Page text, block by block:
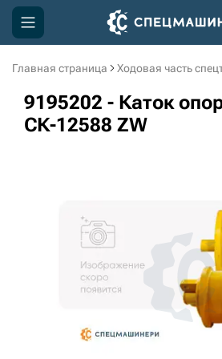
Главная страница Ходовая часть
9195202 - Каток
СК-12588 ZW
Компания
Акции
3D тур по производству
3D тур по складам
sksale@skdst.ru